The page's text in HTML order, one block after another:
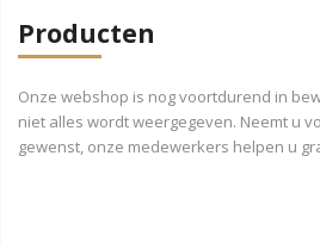
Producten
Onze webshop is nog voortdurend in
niet alles wordt weergegeven. Neemt u
gewenst, onze medewerkers helpen u